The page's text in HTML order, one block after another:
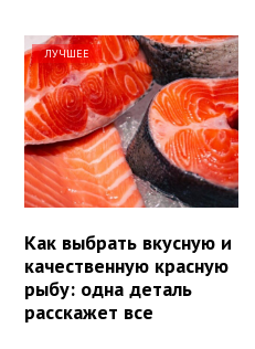
ЛУЧШЕЕ
Как выбрать вкусную и
качественную красную
рыбу: одна деталь
расскажет все